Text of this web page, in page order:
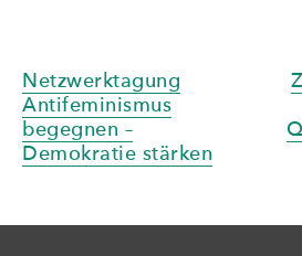
Beitragsnavigation
Netzwerktagung
Antifeminismus
begegnen –
Demokratie stärken